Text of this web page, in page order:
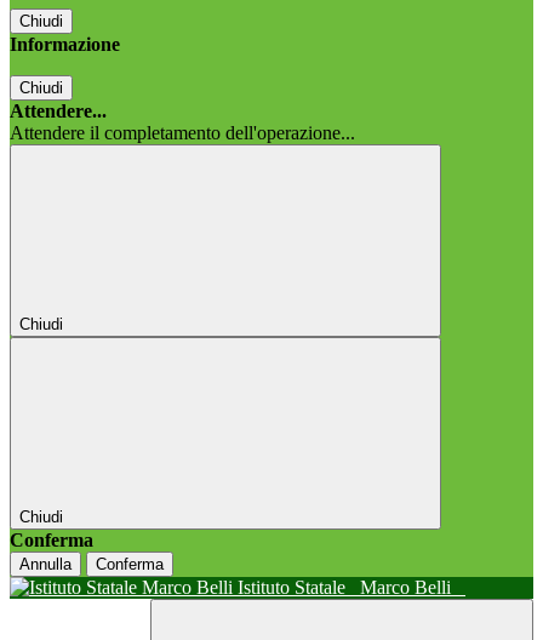
Chiudi
Informazione
Chiudi
Attendere...
Attendere il completamento dell'operazione...
Chiudi
Chiudi
Conferma
Annulla Conferma
Istituto Statale Marco Belli